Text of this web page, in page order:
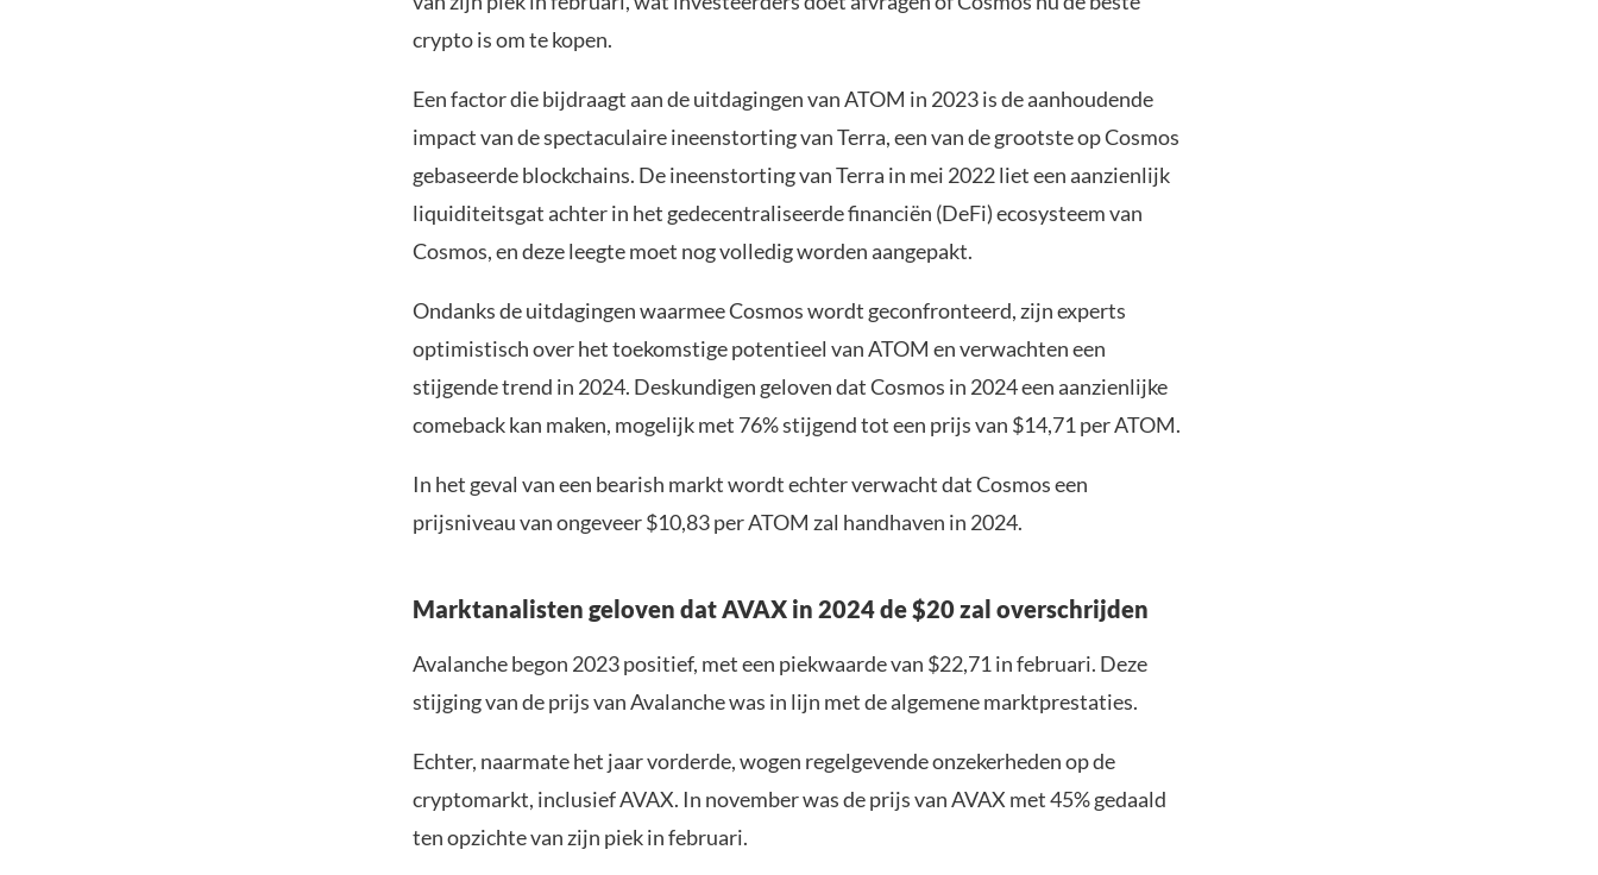
crypto is om te kopen.
Een factor die bijdraagt aan de uitdagingen van ATOM in 2023 is de aanhoudende
impact van de spectaculaire ineenstorting van Terra, een van de grootste op Cosmos
gebaseerde blockchains. De ineenstorting van Terra in mei 2022 liet een aanzienlijk
liquiditeitsgat achter in het gedecentraliseerde financiën (DeFi) ecosysteem van
Cosmos, en deze leegte moet nog volledig worden aangepakt.
Ondanks de uitdagingen waarmee Cosmos wordt geconfronteerd, zijn experts
optimistisch over het toekomstige potentieel van ATOM en verwachten een
stijgende trend in 2024. Deskundigen geloven dat Cosmos in 2024 een aanzienlijke
comeback kan maken, mogelijk met 76% stijgend tot een prijs van $14,71 per ATOM.
In het geval van een bearish markt wordt echter verwacht dat Cosmos een
prijsniveau van ongeveer $10,83 per ATOM zal handhaven in 2024.
Marktanalisten geloven dat AVAX in 2024 de $20 zal overschrijden
Avalanche begon 2023 positief, met een piekwaarde van $22,71 in februari. Deze
stijging van de prijs van Avalanche was in lijn met de algemene marktprestaties.
Echter, naarmate het jaar vorderde, wogen regelgevende onzekerheden op de
cryptomarkt, inclusief AVAX. In november was de prijs van AVAX met 45% gedaald
ten opzichte van zijn piek in februari.